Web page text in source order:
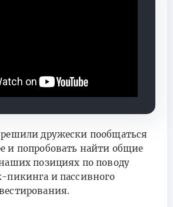
решили дружески пообщаться
и попробовать найти общие
позициях по поводу
пикинга и пассивного